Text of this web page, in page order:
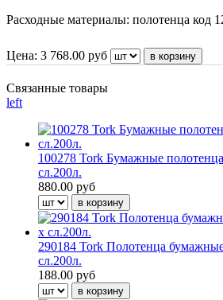
Расходные материалы: полотенца код
Цена: 3 768.00 руб
Связанные товары
left
100278 Tork Бумажные
сл.200л.
880.00 руб
290184 Tork Полотенца
сл.200л.
188.00 руб